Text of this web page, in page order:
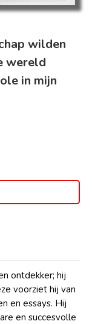
wilden
wereld
in mijn
ontdekker; hij
voorziet hij van
en essays. Hij
en succesvolle